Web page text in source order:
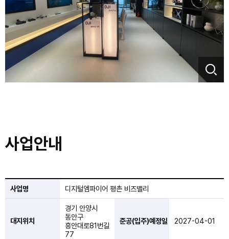
사업안내
사업명 디지털엠파이어 평촌 비즈밸리
대지위치
경기 안양시
동안구
흥안대로81번길
77
준공(입주)예정일 2027-04-01